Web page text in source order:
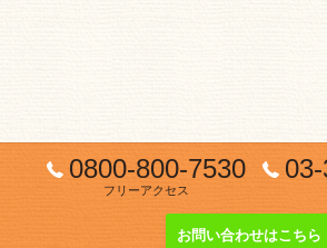
0800-800-7530
フリーアクセス
お問い合わせはこちら